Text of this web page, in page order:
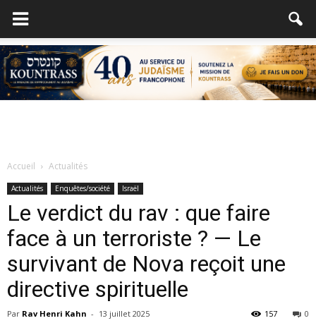
Accueil Actualités
Actualités Enquêtes/société Israël
Le verdict du rav : que faire
face à un terroriste ? — Le
survivant de Nova reçoit une
directive spirituelle
Par Rav Henri Kahn - 13 juillet 2025 0
157